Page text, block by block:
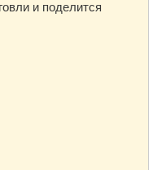
и поделится